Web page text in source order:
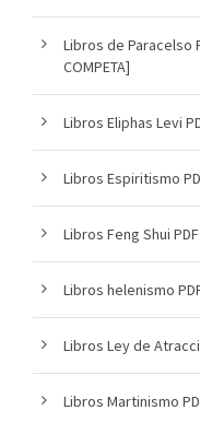
Libros de Paracelso
COMPETA]
Libros Eliphas Levi
Libros Espiritismo
Libros Feng Shui
Libros helenismo
Libros Ley de
Libros Martinismo